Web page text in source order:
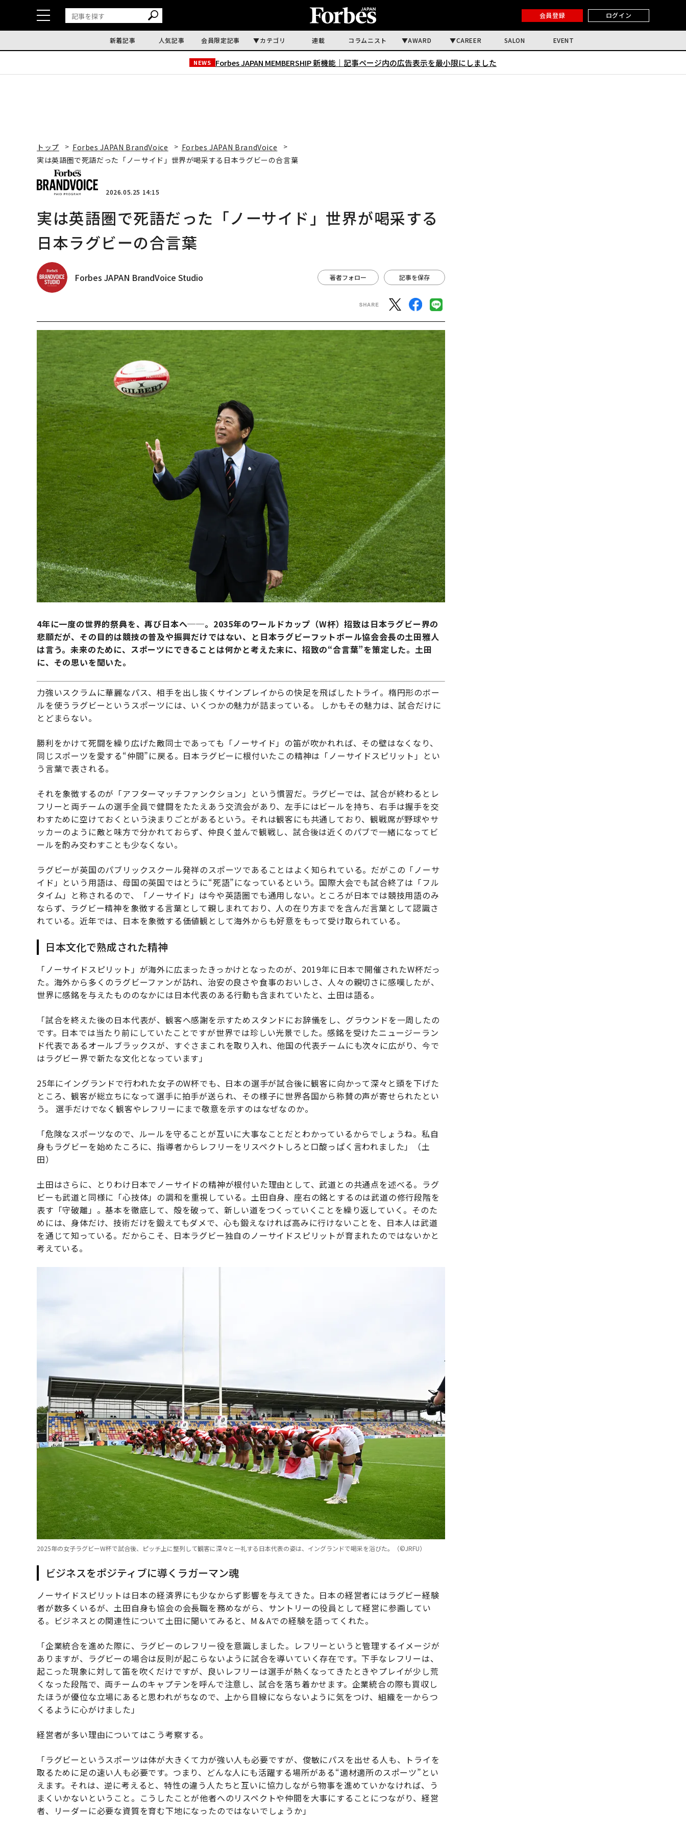
会員登録 ログイン
新着記事 人気記事 会員限定記事 カテゴリ 連載 コラムニスト AWARD CAREER SALON EVENT
NEWS Forbes JAPAN MEMBERSHIP 新機能｜ 記事ページ内の広告表示を最小限にしました
トップ Forbes JAPAN BrandVoice
Forbes JAPAN BrandVoice
実は英語圏で死語だった「ノーサイド」世界が喝采する日本ラグビーの合言葉
2026.05.25 14:15
実は英語圏で死語だった「ノーサイド」世界が喝采する
日本ラグビーの合言葉
Forbes JAPAN BrandVoice Studio 著者フォロー 記事を保存
4年に一度の世界的祭典を、再び日本へ──。2035年のワールドカップ（W杯）招致は日本ラグビー界の
悲願だが、その目的は競技の普及や振興だけではない、と日本ラグビーフットボール協会会長の土田雅人
は言う。未来のために、スポーツにできることは何かと考えた末に、招致の“合言葉”を策定した。土田
に、その思いを聞いた。
力強いスクラムに華麗なパス、相手を出し抜くサインプレイからの快足を飛ばしたトライ。楕円形のボー
ルを使うラグビーというスポーツには、いくつかの魅力が詰まっている。 しかもその魅力は、試合だけに
とどまらない。
勝利をかけて死闘を繰り広げた敵同士であっても「ノーサイド」の笛が吹かれれば、その壁はなくなり、
同じスポーツを愛する“仲間”に戻る。日本ラグビーに根付いたこの精神は「ノーサイドスピリット」とい
う言葉で表される。
それを象徴するのが「アフターマッチファンクション」という慣習だ。ラグビーでは、試合が終わるとレ
フリーと両チームの選手全員で健闘をたたえあう交流会があり、左手にはビールを持ち、右手は握手を交
わすために空けておくという決まりごとがあるという。それは観客にも共通しており、観戦席が野球やサ
ッカーのように敵と味方で分かれておらず、仲良く並んで観戦し、試合後は近くのパブで一緒になってビ
ールを酌み交わすことも少なくない。
ラグビーが英国のパブリックスクール発祥のスポーツであることはよく知られている。だがこの「ノーサ
イド」という用語は、母国の英国ではとうに“死語”になっているという。国際大会でも試合終了は「フル
タイム」と称されるので、「ノーサイド」は今や英語圏でも通用しない。ところが日本では競技用語のみ
ならず、ラグビー精神を象徴する言葉として親しまれており、人の在り方までを含んだ言葉として認識さ
れている。近年では、日本を象徴する価値観として海外からも好意をもって受け取られている。
日本文化で熟成された精神
「ノーサイドスピリット」が海外に広まったきっかけとなったのが、2019年に日本で開催されたW杯だっ
た。海外から多くのラグビーファンが訪れ、治安の良さや食事のおいしさ、人々の親切さに感嘆したが、
世界に感銘を与えたもののなかには日本代表のある行動も含まれていたと、土田は語る。
「試合を終えた後の日本代表が、観客へ感謝を示すためスタンドにお辞儀をし、グラウンドを一周したの
です。日本では当たり前にしていたことですが世界では珍しい光景でした。感銘を受けたニュージーラン
ド代表であるオールブラックスが、すぐさまこれを取り入れ、他国の代表チームにも次々に広がり、今で
はラグビー界で新たな文化となっています」
25年にイングランドで行われた女子のW杯でも、日本の選手が試合後に観客に向かって深々と頭を下げた
ところ、観客が総立ちになって選手に拍手が送られ、その様子に世界各国から称賛の声が寄せられたとい
う。 選手だけでなく観客やレフリーにまで敬意を示すのはなぜなのか。
「危険なスポーツなので、ルールを守ることが互いに大事なことだとわかっているからでしょうね。私自
身もラグビーを始めたころに、指導者からレフリーをリスペクトしろと口酸っぱく言われました」（土
田）
土田はさらに、とりわけ日本でノーサイドの精神が根付いた理由として、武道との共通点を述べる。ラグ
ビーも武道と同様に「心技体」の調和を重視している。土田自身、座右の銘とするのは武道の修行段階を
表す「守破離」。基本を徹底して、殻を破って、新しい道をつくっていくことを繰り返していく。そのた
めには、身体だけ、技術だけを鍛えてもダメで、心も鍛えなければ高みに行けないことを、日本人は武道
を通じて知っている。だからこそ、日本ラグビー独自のノーサイドスピリットが育まれたのではないかと
考えている。
2025年の女子ラグビーW杯で試合後、ピッチ上に整列して観客に深々と一礼する日本代表の姿は、イングランドで喝采を浴びた。（©︎JRFU）
ビジネスをポジティブに導くラガーマン魂
ノーサイドスピリットは日本の経済界にも少なからず影響を与えてきた。日本の経営者にはラグビー経験
者が数多くいるが、土田自身も協会の会長職を務めながら、サントリーの役員として経営に参画してい
る。ビジネスとの関連性について土田に聞いてみると、M＆Aでの経験を語ってくれた。
「企業統合を進めた際に、ラグビーのレフリー役を意識しました。レフリーというと管理するイメージが
ありますが、ラグビーの場合は反則が起こらないように試合を導いていく存在です。下手なレフリーは、
起こった現象に対して笛を吹くだけですが、良いレフリーは選手が熱くなってきたときやプレイが少し荒
くなった段階で、両チームのキャプテンを呼んで注意し、試合を落ち着かせます。企業統合の際も買収し
たほうが優位な立場にあると思われがちなので、上から目線にならないように気をつけ、組織を一からつ
くるように心がけました」
経営者が多い理由についてはこう考察する。
「ラグビーというスポーツは体が大きくて力が強い人も必要ですが、俊敏にパスを出せる人も、トライを
取るために足の速い人も必要です。つまり、どんな人にも活躍する場所がある“適材適所のスポーツ”とい
えます。それは、逆に考えると、特性の違う人たちと互いに協力しながら物事を進めていかなければ、う
まくいかないということ。こうしたことが他者へのリスペクトや仲間を大事にすることにつながり、経営
者、リーダーに必要な資質を育む下地になったのではないでしょうか」